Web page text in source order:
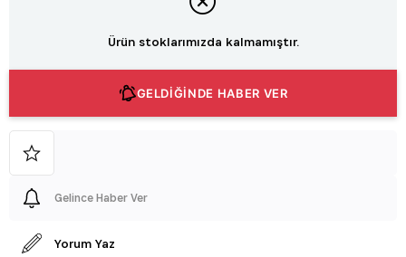
Ürün stoklarımızda kalmamıştır.
GELDİĞİNDE HABER VER
Gelince Haber Ver
Yorum Yaz